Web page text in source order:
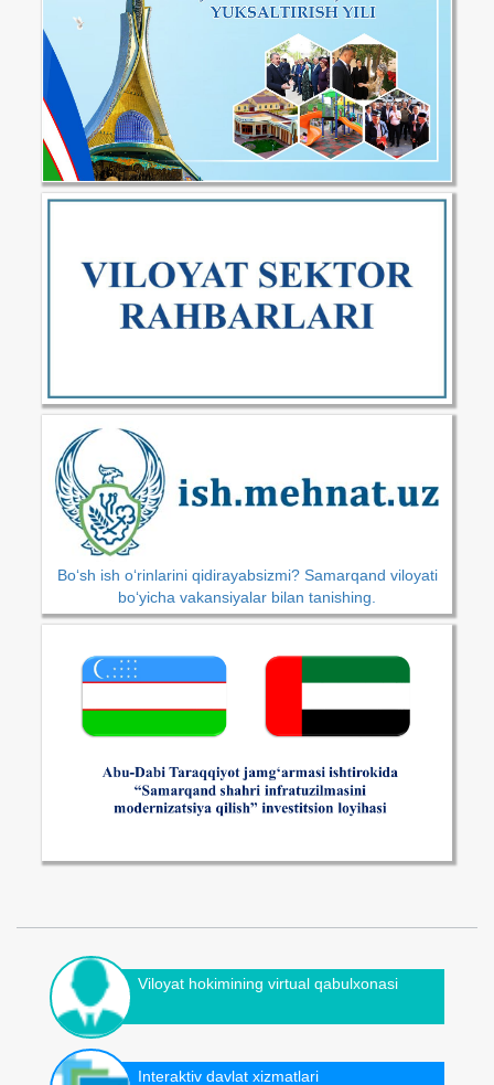
Bo‘sh ish o‘rinlarini qidirayabsizmi? Samarqand viloyati
bo‘yicha vakansiyalar bilan tanishing.
Viloyat hokimining virtual qabulxonasi
Interaktiv davlat xizmatlari